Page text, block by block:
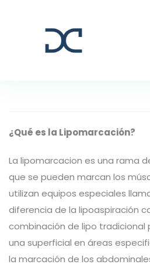
¿Qué es la Lipomarcación?
La lipomarcacion es una rama
que se pueden marcan los
utilizan equipos especiales
diferencia de la lipoaspiración
combinación de lipo tradicional
una superficial en áreas
la marcación de los